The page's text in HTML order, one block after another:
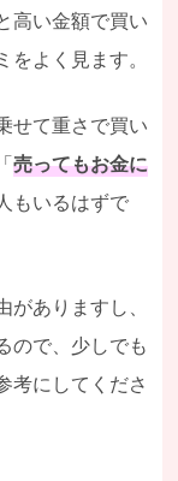
高い金額で買い
よく見ます。
せて重さで買い
売ってもお金に
もいるはずで
ありますし、
ので、少しでも
考にしてくださ